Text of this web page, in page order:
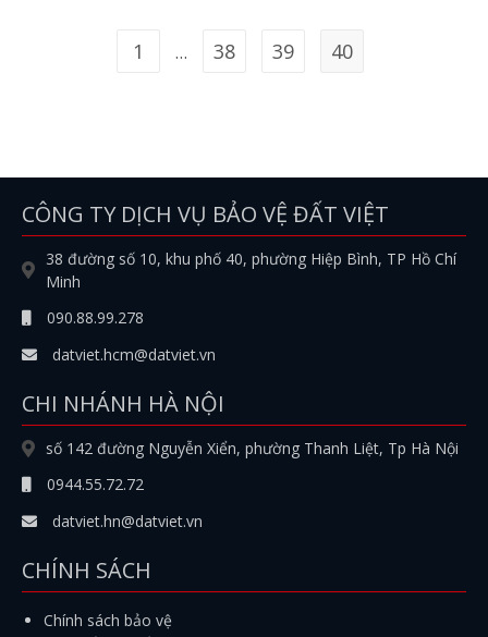
1 … 38 39 40
CÔNG TY DỊCH VỤ BẢO VỆ ĐẤT VIỆT
38 đường số 10, khu phố 40, phường Hiệp Bình, TP Hồ Chí
Minh
090.88.99.278
datviet.hcm@datviet.vn
CHI NHÁNH HÀ NỘI
số 142 đường Nguyễn Xiển, phường Thanh Liệt, Tp Hà Nội
0944.55.72.72
datviet.hn@datviet.vn
CHÍNH SÁCH
Chính sách bảo vệ